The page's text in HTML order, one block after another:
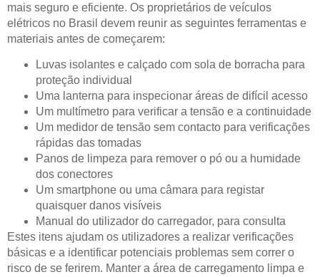
mais seguro e eficiente. Os proprietários de veículos
elétricos no Brasil devem reunir as seguintes ferramentas e
materiais antes de começarem:
Luvas isolantes e calçado com sola de borracha para
proteção individual
Uma lanterna para inspecionar áreas de difícil acesso
Um multímetro para verificar a tensão e a continuidade
Um medidor de tensão sem contacto para verificações
rápidas das tomadas
Panos de limpeza para remover o pó ou a humidade
dos conectores
Um smartphone ou uma câmara para registar
quaisquer danos visíveis
Manual do utilizador do carregador, para consulta
Estes itens ajudam os utilizadores a realizar verificações
básicas e a identificar potenciais problemas sem correr o
risco de se ferirem. Manter a área de carregamento limpa e